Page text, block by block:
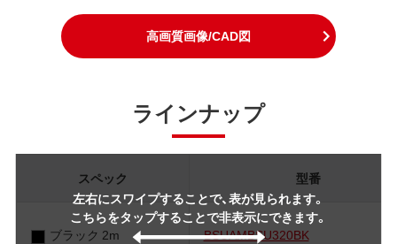
高画質画像/CAD図
ラインナップ
左右にスワイプすることで、表が見られます。
こちらをタップすることで非表示にできます。
スペック 型番
ブラック 2m BSUAMBSU320BK